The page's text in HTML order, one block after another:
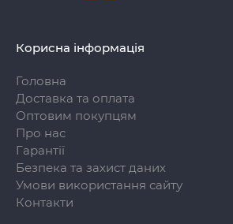
Корисна інформація
Головна
Доставка та оплата
Оптовим покупцям
Про нас
Гарантії
Безпека та захист даних
Умови використання сайту
Контакти